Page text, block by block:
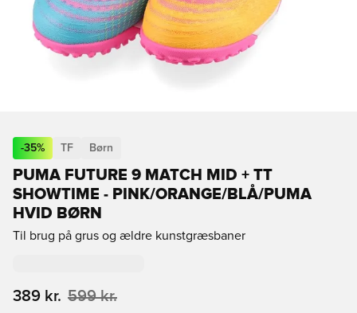
-35% TF Børn
PUMA FUTURE 9 MATCH MID + TT
SHOWTIME - PINK/ORANGE/BLÅ/PUMA
HVID BØRN
Til brug på grus og ældre kunstgræsbaner
389 kr. 599 kr.